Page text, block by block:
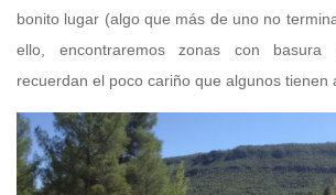
bonito lugar (algo que más de uno no
ello, encontraremos zonas con
recuerdan el poco cariño que algunos tienen